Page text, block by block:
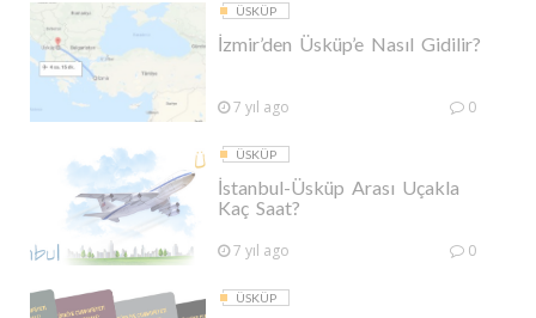
ÜSKÜP
İzmir’den Üsküp’e Nasıl Gidilir?
7 yıl ago 0
ÜSKÜP
İstanbul-Üsküp Arası Uçakla
Kaç Saat?
7 yıl ago 0
ÜSKÜP